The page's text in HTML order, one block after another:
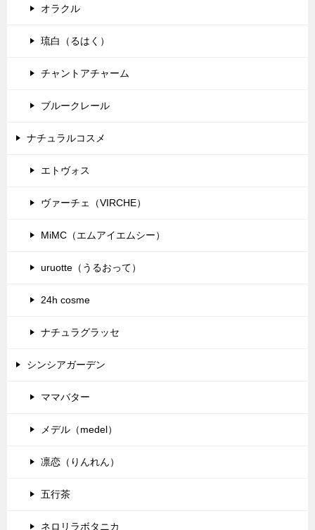
オラクル
琉白（るはく）
チャントアチャーム
ブルークレール
ナチュラルコスメ
エトヴォス
ヴァーチェ（VIRCHE）
MiMC（エムアイエムシー）
uruotte（うるおって）
24h cosme
ナチュラグラッセ
シンシアガーデン
ママバター
メデル（medel）
凛恋（りんれん）
五行茶
ネロリラボタニカ